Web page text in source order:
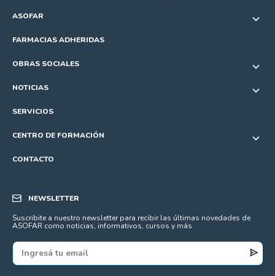
ASOFAR
FARMACIAS ADHERIDAS
OBRAS SOCIALES
NOTICIAS
SERVICIOS
CENTRO DE FORMACIÓN
CONTACTO
NEWSLETTER
Suscribite a nuestro newsletter para recibir las últimas novedades de
ASOFAR como noticias, informativos, cursos y más